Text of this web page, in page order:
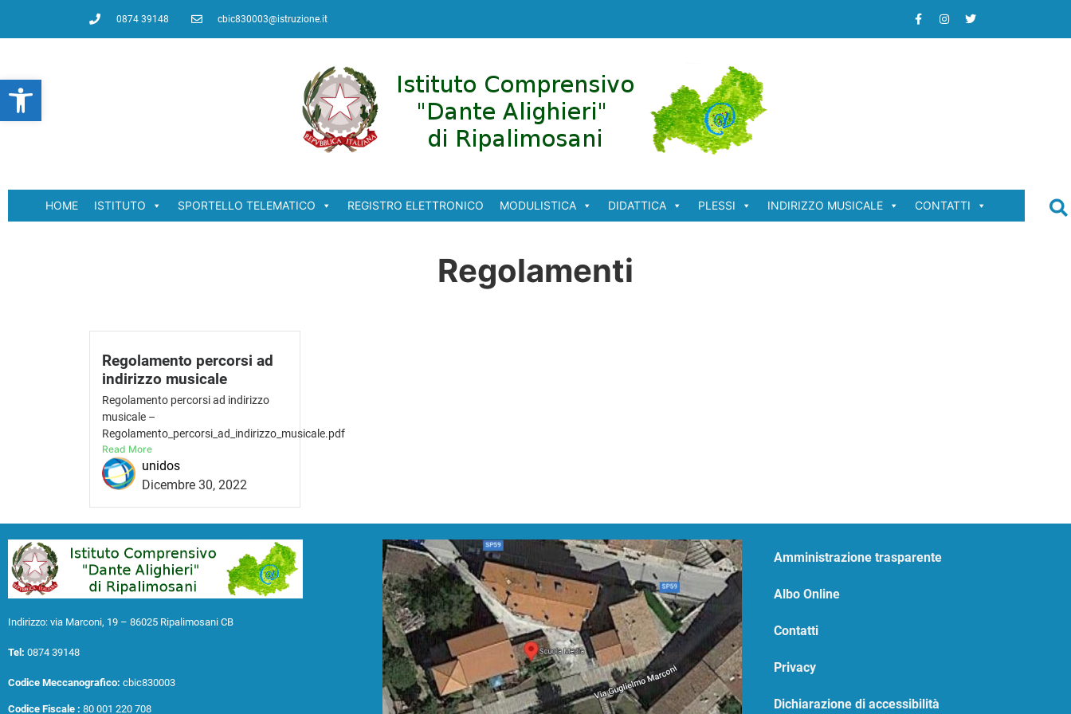
Open toolbar
0874 39148 cbic830003@istruzione.it
HOME ISTITUTO SPORTELLO TELEMATICO REGISTRO ELETTRONICO MODULISTICA DIDATTICA PLESSI INDIRIZZO MUSICALE CONTATTI
Regolamenti
Regolamento percorsi ad
indirizzo musicale
Regolamento percorsi ad indirizzo
musicale –
Regolamento_percorsi_ad_indirizzo_musicale.pdf
Read More
unidos
Dicembre 30, 2022
Indirizzo: via Marconi, 19 – 86025 Ripalimosani CB
Tel: 0874 39148
Codice Meccanografico: cbic830003
Codice Fiscale : 80 001 220 708
Amministrazione trasparente
Albo Online
Contatti
Privacy
Dichiarazione di accessibilità